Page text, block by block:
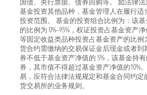
国债、央行票据、债券回购等。 如法律
基金投资其他品种，基金管理人在履行适
投资范围。 基金的投资组合比例为：该
的比例为 0%–95%，权证投资占基金资产
等固定收益类品种投资占基金资产的比例
货合约需缴纳的交易保证金后现金或者
券不低于基金资产净值的 5%，该基金持
券，其市值不得超过基金资产净值的10%
易，应符合法律法规规定和基金合同约定
货交易所的业务规则。